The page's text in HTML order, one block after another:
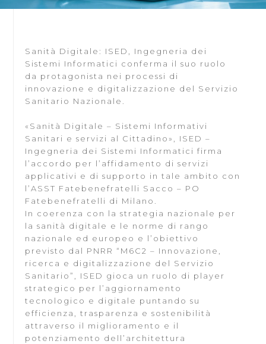
Sanità Digitale: ISED, Ingegneria dei
Sistemi Informatici conferma il suo ruolo
da protagonista nei processi di
innovazione e digitalizzazione del Servizio
Sanitario Nazionale.
«Sanità Digitale – Sistemi Informativi
Sanitari e servizi al Cittadino», ISED –
Ingegneria dei Sistemi Informatici firma
l’accordo per l’affidamento di servizi
applicativi e di supporto in tale ambito con
l’ASST Fatebenefratelli Sacco – PO
Fatebenefratelli di Milano.
In coerenza con la strategia nazionale per
la sanità digitale e le norme di rango
nazionale ed europeo e l’obiettivo
previsto dal PNRR “M6C2 – Innovazione,
ricerca e digitalizzazione del Servizio
Sanitario”, ISED gioca un ruolo di player
strategico per l’aggiornamento
tecnologico e digitale puntando su
efficienza, trasparenza e sostenibilità
attraverso il miglioramento e il
potenziamento dell’architettura